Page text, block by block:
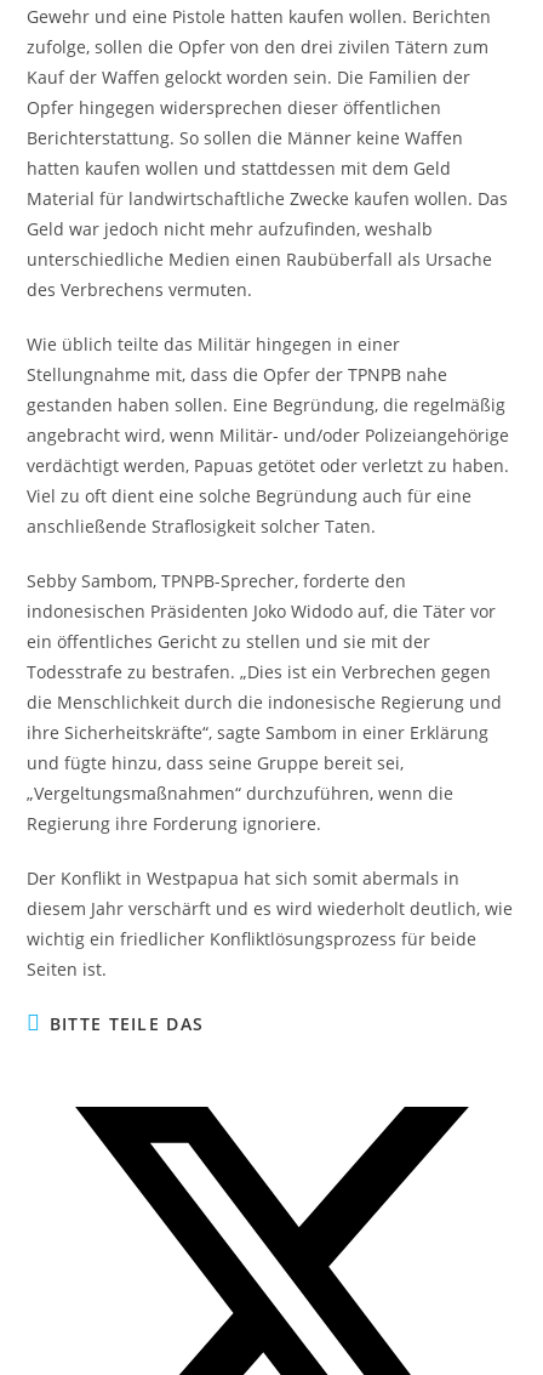
Gewehr und eine Pistole hatten kaufen wollen. Berichten
zufolge, sollen die Opfer von den drei zivilen Tätern zum
Kauf der Waffen gelockt worden sein. Die Familien der
Opfer hingegen widersprechen dieser öffentlichen
Berichterstattung. So sollen die Männer keine Waffen
hatten kaufen wollen und stattdessen mit dem Geld
Material für landwirtschaftliche Zwecke kaufen wollen. Das
Geld war jedoch nicht mehr aufzufinden, weshalb
unterschiedliche Medien einen Raubüberfall als Ursache
des Verbrechens vermuten.
Wie üblich teilte das Militär hingegen in einer
Stellungnahme mit, dass die Opfer der TPNPB nahe
gestanden haben sollen. Eine Begründung, die regelmäßig
angebracht wird, wenn Militär- und/oder Polizeiangehörige
verdächtigt werden, Papuas getötet oder verletzt zu haben.
Viel zu oft dient eine solche Begründung auch für eine
anschließende Straflosigkeit solcher Taten.
Sebby Sambom, TPNPB-Sprecher, forderte den
indonesischen Präsidenten Joko Widodo auf, die Täter vor
ein öffentliches Gericht zu stellen und sie mit der
Todesstrafe zu bestrafen. „Dies ist ein Verbrechen gegen
die Menschlichkeit durch die indonesische Regierung und
ihre Sicherheitskräfte“, sagte Sambom in einer Erklärung
und fügte hinzu, dass seine Gruppe bereit sei,
„Vergeltungsmaßnahmen“ durchzuführen, wenn die
Regierung ihre Forderung ignoriere.
Der Konflikt in Westpapua hat sich somit abermals in
diesem Jahr verschärft und es wird wiederholt deutlich, wie
wichtig ein friedlicher Konfliktlösungsprozess für beide
Seiten ist.
BITTE TEILE DAS